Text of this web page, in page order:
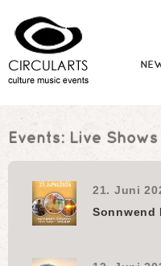
Events: Live Shows
21. Juni
Sonnwend